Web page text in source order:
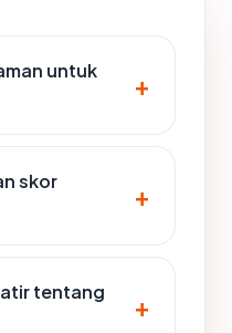
untuk
skor
tentang